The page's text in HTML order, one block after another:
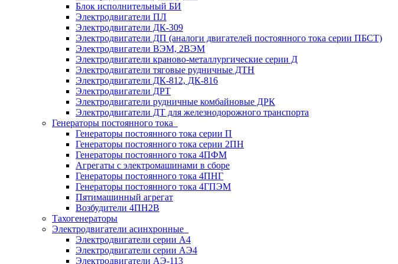
Блок исполнительный БИ
Электродвигатели ПЛ
Электродвигатели ДК-309
Электродвигатели ДП (аналоги двигателей постоянного тока серии ПБСТ)
Электродвигатели ВЭМ, 2ВЭМ
Электродвигатели краново-металлургические серии Д
Электродвигатели тяговые рудничные ДТН
Электродвигатели ДК-812, ДК-816
Электродвигатели ДРТ
Электродвигатели рудничные комбайновые ДРК
Электродвигатели ДТ для железнодорожного транспорта
Генераторы постоянного тока
Генераторы постоянного тока серии П
Генераторы постоянного тока серии 2ПН
Генераторы постоянного тока 4ПФМ
Агрегаты с электромашинами в сборе
Генераторы постоянного тока 4ПНГ
Генераторы постоянного тока 4ГПЭМ
Пятимашинный агрегат
Возбудители 4ПН2В
Тахогенераторы
Электродвигатели асинхронные
Электродвигатели серии А4
Электродвигатели серии АЭ4
Электродвигатели АЭ-113